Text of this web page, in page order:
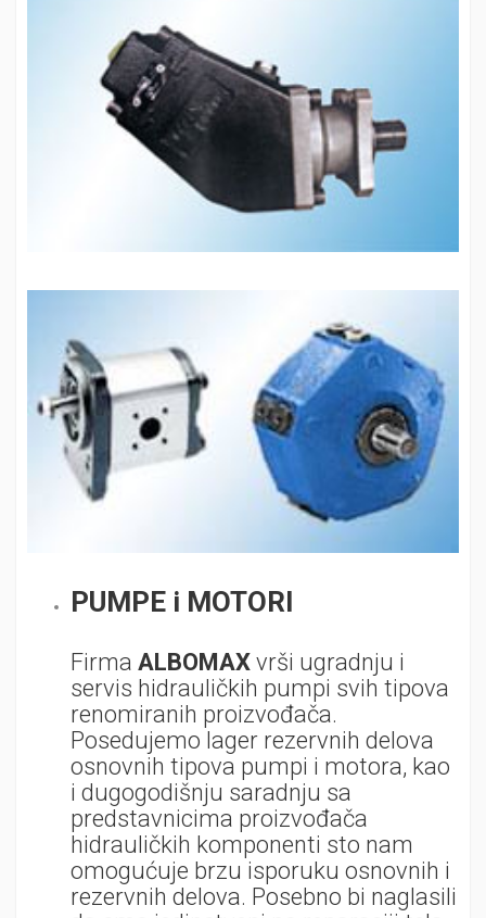
PUMPE i MOTORI
Firma ALBOMAX vrši ugradnju i
servis hidrauličkih pumpi svih tipova
renomiranih proizvođača.
Posedujemo lager rezervnih delova
osnovnih tipova pumpi i motora, kao
i dugogodišnju saradnju sa
predstavnicima proizvođača
hidrauličkih komponenti sto nam
omogućuje brzu isporuku osnovnih i
rezervnih delova. Posebno bi naglasili